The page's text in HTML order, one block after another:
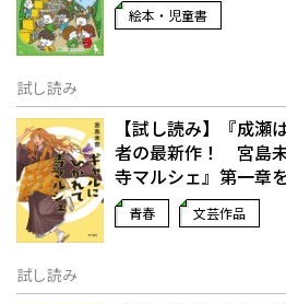
絵本・児童書
試し読み
【試し読み】『成瀬
者の最新作！ 宮島
寺マルシェ』第一章
青春 文芸作品
試し読み